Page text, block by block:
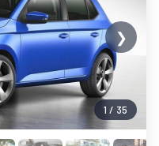
1 / 35
❯